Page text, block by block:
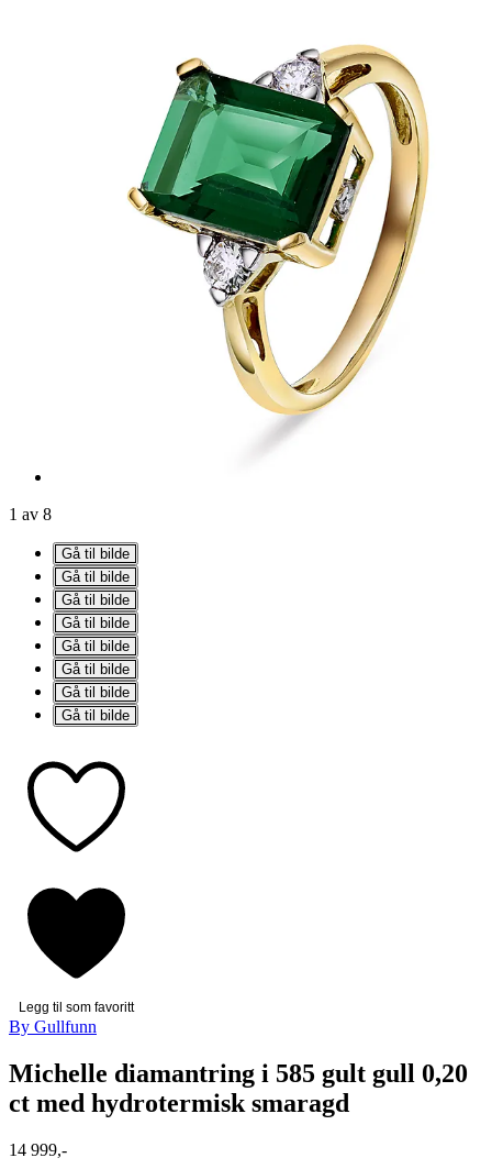
1 av 8
Gå til bilde
Gå til bilde
Gå til bilde
Gå til bilde
Gå til bilde
Gå til bilde
Gå til bilde
Gå til bilde
Legg til som favoritt
By Gullfunn
Michelle diamantring i 585 gult gull 0,20
ct med hydrotermisk smaragd
14 999,-